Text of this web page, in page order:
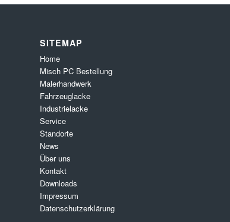
SITEMAP
Home
Misch PC Bestellung
Malerhandwerk
Fahrzeuglacke
Industrielacke
Service
Standorte
News
Über uns
Kontakt
Downloads
Impressum
Datenschutzerklärung